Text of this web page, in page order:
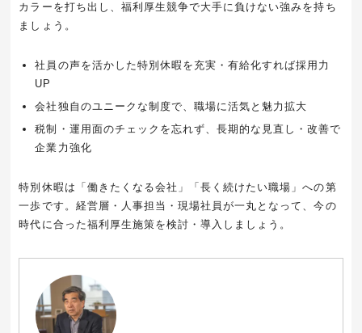
カラーを打ち出し、福利厚生競争で大手に負けない強みを持ち
ましょう。
社員の声を活かした特別休暇を充実・有給化すれば採用力
UP
会社独自のユニークな制度で、職場に活気と魅力拡大
税制・運用面のチェックを忘れず、長期的な見直し・改善で
企業力強化
特別休暇は「働きたくなる会社」「長く続けたい職場」への第
一歩です。経営層・人事担当・現場社員が一丸となって、今の
時代に合った福利厚生施策を検討・導入しましょう。